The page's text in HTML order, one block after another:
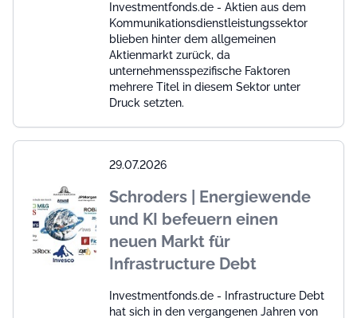
Investmentfonds.de - Aktien aus dem
Kommunikationsdienstleistungssektor
blieben hinter dem allgemeinen
Aktienmarkt zurück, da
unternehmensspezifische Faktoren
mehrere Titel in diesem Sektor unter
Druck setzten.
29.07.2026
Schroders | Energiewende
und KI befeuern einen
neuen Markt für
Infrastructure Debt
Investmentfonds.de - Infrastructure Debt
hat sich in den vergangenen Jahren von